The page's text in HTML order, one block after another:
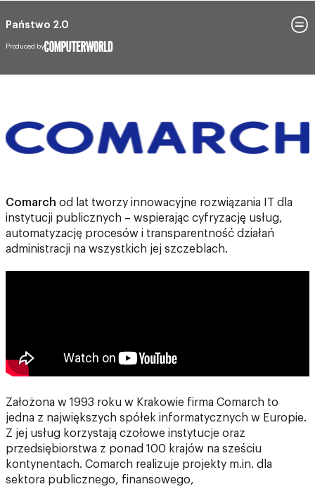
Państwo 2.0
Produced by
Comarch od lat tworzy innowacyjne rozwiązania IT dla
instytucji publicznych – wspierając cyfryzację usług,
automatyzację procesów i transparentność działań
administracji na wszystkich jej szczeblach.
Założona w 1993 roku w Krakowie firma Comarch to
jedna z największych spółek informatycznych w Europie.
Z jej usług korzystają czołowe instytucje oraz
przedsiębiorstwa z ponad 100 krajów na sześciu
kontynentach. Comarch realizuje projekty m.in. dla
sektora publicznego, finansowego,